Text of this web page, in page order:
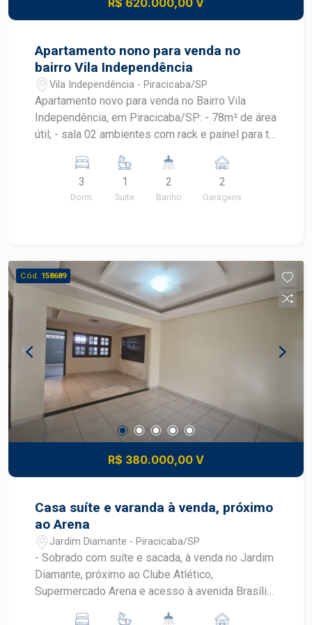
visita com um especialista Frias Neto e venha
R$ 620.000,00 V
Apartamento nono para venda no
bairro Vila Independência
Vila Independência - Piracicaba/SP
Apartamento novo para venda no Bairro Vila
Independência, em Piracicaba/SP: - 78m² de área
útil; - sala 02 ambientes com rack e painel para tv;
armário planejado; - 03 dormitórios todos com
armário embutido, sendo 01 suíte; - 02 banheiros
com cuba: social e da suíte; - Varanda gourmet
Piscina na cobertura com vista incrível para a
cidade, perfeito para relaxar e socializar.
Localização: próximo a serviços, transporte
público, comércios e com fácil acesso a
principais vias da cidade.
3
Dorm.
1
Suite
2
Banho
2
Garagens
Cód. 158689
R$ 380.000,00 V
Casa suíte e varanda à venda, próximo
ao Arena
Jardim Diamante - Piracicaba/SP
- Sobrado com suíte e sacada, à venda no Jardim
Diamante, próximo ao Clube Atlético,
Supermercado Arena e acesso à avenida Brasília